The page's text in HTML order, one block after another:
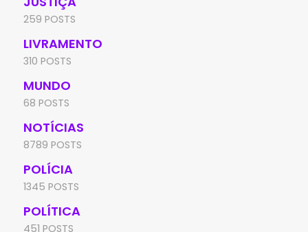
259 POSTS
LIVRAMENTO
310 POSTS
MUNDO
68 POSTS
NOTÍCIAS
8789 POSTS
POLÍCIA
1345 POSTS
POLÍTICA
451 POSTS